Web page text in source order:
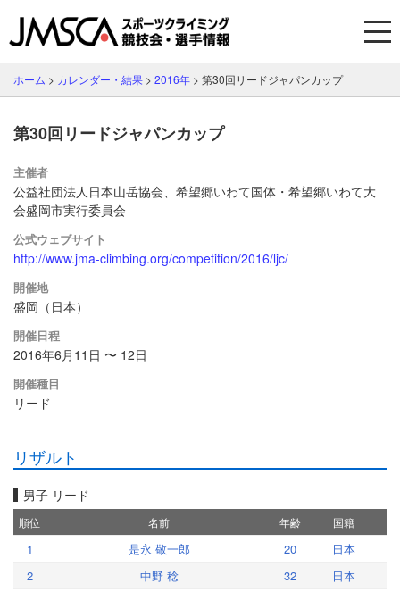
ホーム > カレンダー・結果 > 2016年 > 第30回リードジャパンカップ
第30回リードジャパンカップ
主催者
公益社団法人日本山岳協会、希望郷いわて国体・希望郷いわて大
会盛岡市実行委員会
公式ウェブサイト
http://www.jma-climbing.org/competition/2016/ljc/
開催地
盛岡（日本）
開催日程
2016年6月11日 〜 12日
開催種目
リード
リザルト
男子 リード
順位 名前 年齢 国籍
1 是永 敬一郎 20
日本
2
中野 稔 32
日本